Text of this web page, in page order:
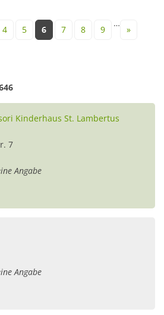
4 5 6 7 8 9
…
»
Kinderhaus St. Lambertus
7
Angabe
Angabe